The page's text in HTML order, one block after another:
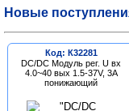
Новые
Код: К32281
DC/DC Модуль рег. U вх
4.0~40 вых 1.5-37V, 3A
понижающий